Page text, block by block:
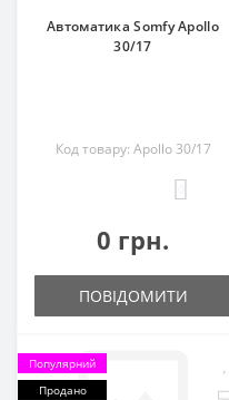
Автоматика Somfy Apollo
30/17
Код товару: Apollo 30/17
0 грн.
ПОВІДОМИТИ
Популярний
Продано